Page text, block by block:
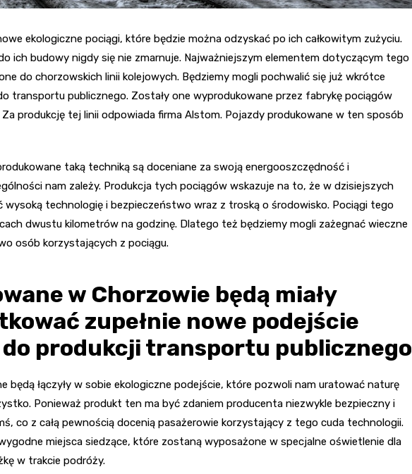
ekologiczne pociągi, które będzie można odzyskać po ich całkowitym zużyciu.
ich budowy nigdy się nie zmarnuje. Najważniejszym elementem dotyczącym tego
do chorzowskich linii kolejowych. Będziemy mogli pochwalić się już wkrótce
transportu publicznego. Zostały one wyprodukowane przez fabrykę pociągów
Za produkcję tej linii odpowiada firma Alstom. Pojazdy produkowane w ten sposób
taką techniką są doceniane za swoją energooszczędność i
nam zależy. Produkcja tych pociągów wskazuje na to, że w dzisiejszych
wysoką technologię i bezpieczeństwo wraz z troską o środowisko. Pociągi tego
dwustu kilometrów na godzinę. Dlatego też będziemy mogli zażegnać wieczne
osób korzystających z pociągu.
w Chorzowie będą miały
zupełnie nowe podejście
produkcji transportu publicznego
będą łączyły w sobie ekologiczne podejście, które pozwoli nam uratować naturę
Ponieważ produkt ten ma być zdaniem producenta niezwykle bezpieczny i
co z całą pewnością docenią pasażerowie korzystający z tego cuda technologii.
miejsca siedzące, które zostaną wyposażone w specjalne oświetlenie dla
w trakcie podróży.